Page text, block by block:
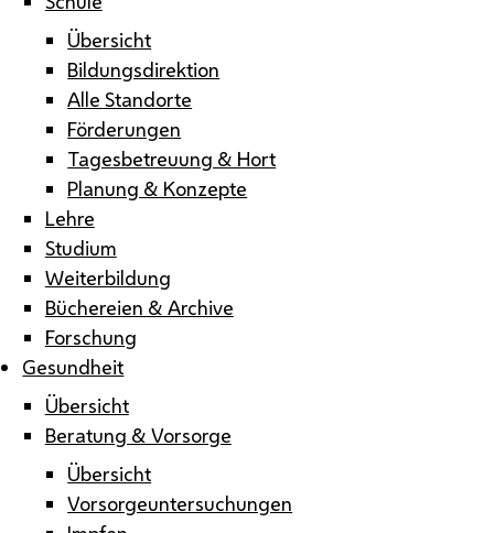
Übersicht
Bildungsdirektion
Alle Standorte
Förderungen
Tagesbetreuung & Hort
Planung & Konzepte
Lehre
Studium
Weiterbildung
Büchereien & Archive
Forschung
Gesundheit
Übersicht
Beratung & Vorsorge
Übersicht
Vorsorgeuntersuchungen